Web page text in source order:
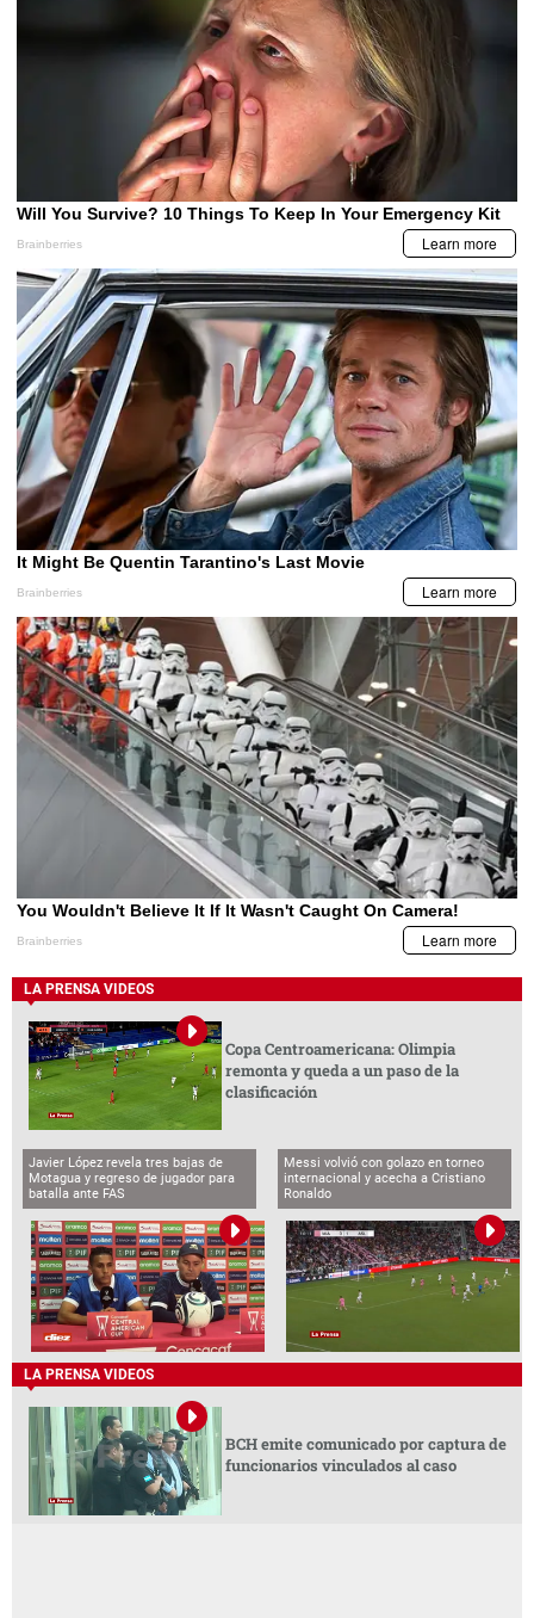
LA PRENSA VIDEOS
Copa Centroamericana: Olimpia
remonta y queda a un paso de la
clasificación
Javier López revela tres bajas de
Motagua y regreso de jugador para
batalla ante FAS
Messi volvió con golazo en torneo
internacional y acecha a Cristiano
Ronaldo
LA PRENSA VIDEOS
BCH emite comunicado por captura de
funcionarios vinculados al caso